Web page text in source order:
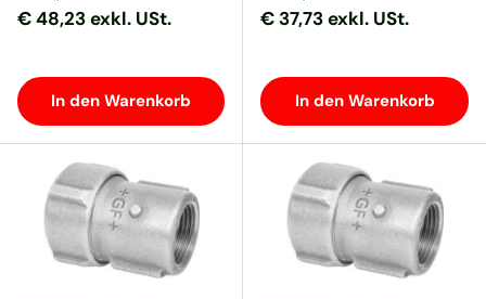
€ 48,23 exkl. USt.
In den Warenkorb
€ 37,73 exkl. USt.
In den Warenkorb